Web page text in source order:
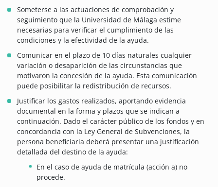
Someterse a las actuaciones de comprobación y
seguimiento que la Universidad de Málaga estime
necesarias para verificar el cumplimiento de las
condiciones y la efectividad de la ayuda.
Comunicar en el plazo de 10 días naturales cualquier
variación o desaparición de las circunstancias que
motivaron la concesión de la ayuda. Esta comunicación
puede posibilitar la redistribución de recursos.
Justificar los gastos realizados, aportando evidencia
documental en la forma y plazos que se indican a
continuación. Dado el carácter público de los fondos y en
concordancia con la Ley General de Subvenciones, la
persona beneficiaria deberá presentar una justificación
detallada del destino de la ayuda:
En el caso de ayuda de matrícula (acción a) no
procede.